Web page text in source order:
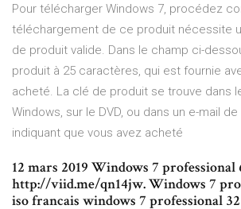
Pour télécharger Windows 7, procédez
téléchargement de ce produit nécessite
de produit valide. Dans le champ ci-
produit à 25 caractères, qui est fournie
acheté. La clé de produit se trouve dans
Windows, sur le DVD, ou dans un e-mail
indiquant que vous avez acheté
12 mars 2019 Windows 7 professional
http://viid.me/qn14jw. Windows 7
iso francais windows 7 professional